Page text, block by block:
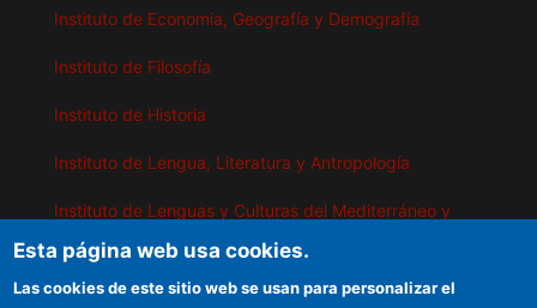
Instituto de Economía, Geografía y Demografía
Instituto de Filosofía
Instituto de Historia
Instituto de Lengua, Literatura y Antropología
Instituto de Lenguas y Culturas del Mediterráneo y
Instituto de Políticas y Bienes Públicos
Esta página web usa cookies.
Las cookies de este sitio web se usan para personalizar el